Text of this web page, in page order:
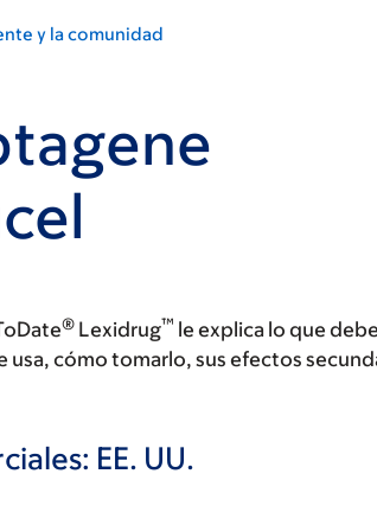
y la comunidad
® Lexidrug™ le explica lo que
usa, cómo tomarlo, sus efectos
EE. UU.